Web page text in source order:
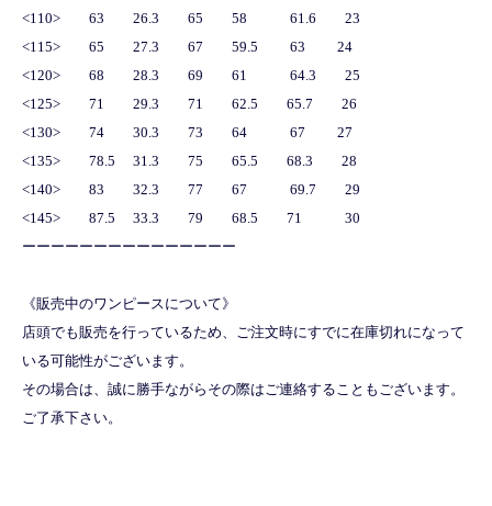
<110> 63 26.3 65 58 61.6 23
<115> 65 27.3 67 59.5 63 24
<120> 68 28.3 69 61 64.3 25
<125> 71 29.3 71 62.5 65.7 26
<130> 74 30.3 73 64 67 27
<135> 78.5 31.3 75 65.5 68.3 28
<140> 83 32.3 77 67 69.7 29
<145> 87.5 33.3 79 68.5 71 30
ーーーーーーーーーーーーーーー
《販売中のワンピースについて》
店頭でも販売を行っているため、ご注文時にすでに在庫切れになって
いる可能性がございます。
その場合は、誠に勝手ながらその際はご連絡することもございます。
ご了承下さい。